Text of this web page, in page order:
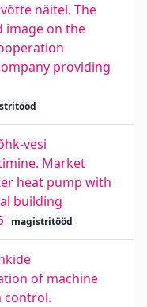
näitel. The
image on the
providing
vesi
Market
heat pump with
building
magistritööd
of machine
control.